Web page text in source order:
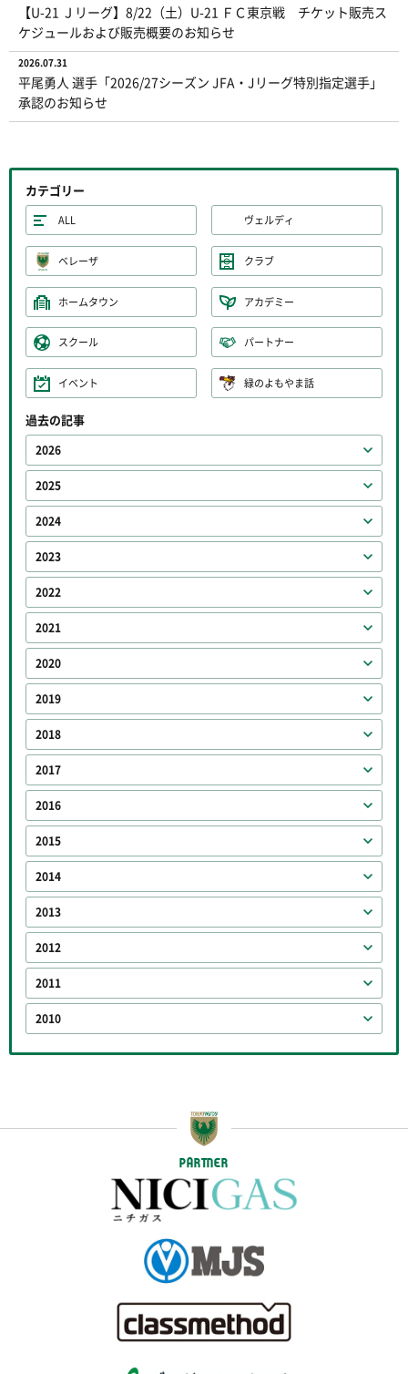
【U-21 Ｊリーグ】8/22（土）U-21 ＦＣ東京戦 チケット販売ス
ケジュールおよび販売概要のお知らせ
2026.07.31
平尾勇人 選手「2026/27シーズン JFA・Jリーグ特別指定選手」
承認のお知らせ
カテゴリー
ALL ヴェルディ
ベレーザ クラブ
ホームタウン アカデミー
スクール パートナー
イベント 緑のよもやま話
過去の記事
2026
2025
2024
2023
2022
2021
2020
2019
2018
2017
2016
2015
2014
2013
2012
2011
2010
PARTNER